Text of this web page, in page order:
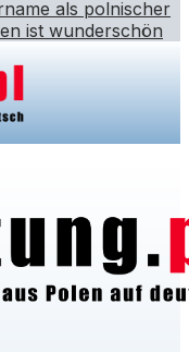
als polnischer
ist wunderschön